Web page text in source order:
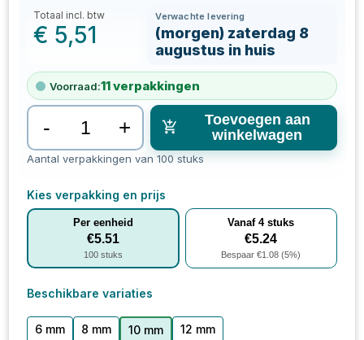
Totaal incl. btw
€ 5,51
Verwachte levering
(morgen) zaterdag 8
augustus in huis
Voorraad:11verpakkingen
- +
Toevoegen aan
winkelwagen
Aantal verpakkingen van 100 stuks
Kies verpakking en prijs
Per eenheid
€5.51
100stuks
Vanaf4stuks
€5.24
Bespaar €1.08 (5%)
Beschikbare variaties
6 mm 8 mm 10 mm 12 mm